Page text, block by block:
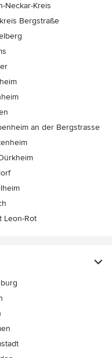
Neckar-Kreis
Bergstraße
an der Bergstrasse
Leon-Rot